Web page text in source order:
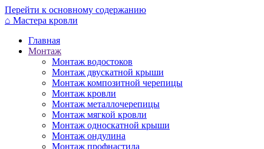
Перейти к основному содержанию
⌂ Мастера кровли
Главная
Монтаж
Монтаж водостоков
Монтаж двускатной крыши
Монтаж композитной черепицы
Монтаж кровли
Монтаж металлочерепицы
Монтаж мягкой кровли
Монтаж односкатной крыши
Монтаж ондулина
Монтаж профнастила